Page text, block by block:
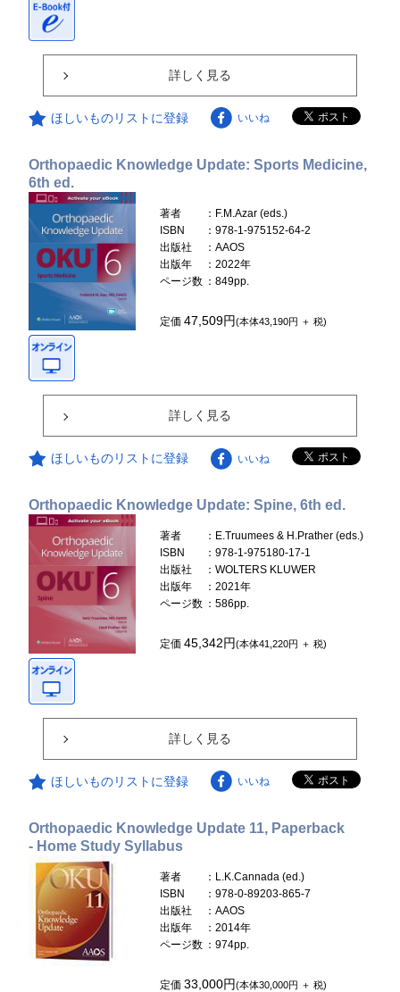
詳しく見る
ほしいものリストに登録 いいね
Orthopaedic Knowledge Update: Sports Medicine,
6th ed.
著者
：F.M.Azar (eds.)
ISBN
：978-1-975152-64-2
出版社
：AAOS
出版年
：2022年
ページ数 ：849pp.
定価47,509円(本体43,190円 ＋ 税)
詳しく見る
ほしいものリストに登録 いいね
Orthopaedic Knowledge Update: Spine, 6th ed.
著者
：E.Truumees & H.Prather (eds.)
ISBN
：978-1-975180-17-1
出版社
：WOLTERS KLUWER
出版年
：2021年
ページ数 ：586pp.
定価45,342円(本体41,220円 ＋ 税)
詳しく見る
ほしいものリストに登録 いいね
Orthopaedic Knowledge Update 11, Paperback
- Home Study Syllabus
著者
：L.K.Cannada (ed.)
ISBN
：978-0-89203-865-7
出版社
：AAOS
出版年
：2014年
ページ数 ：974pp.
定価33,000円(本体30,000円 ＋ 税)